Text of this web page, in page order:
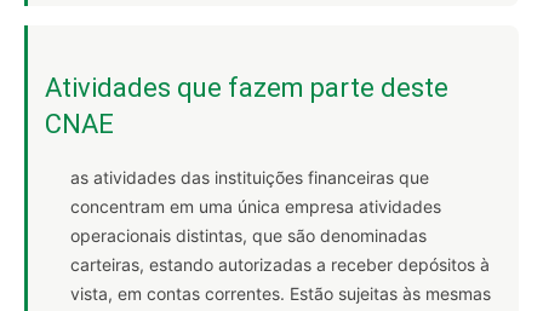
Atividades que fazem parte deste
CNAE
as atividades das instituições financeiras que
concentram em uma única empresa atividades
operacionais distintas, que são denominadas
carteiras, estando autorizadas a receber depósitos à
vista, em contas correntes. Estão sujeitas às mesmas